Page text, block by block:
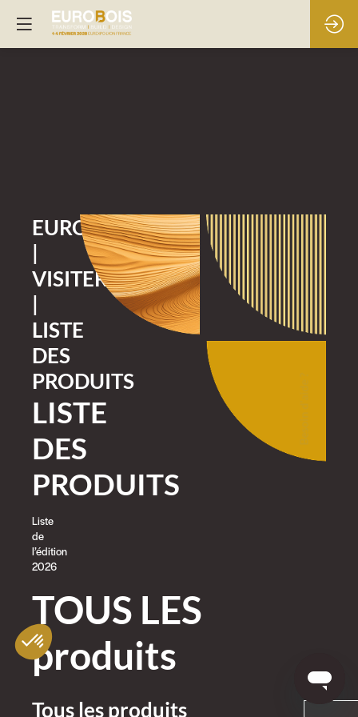
EUROBOIS
|
VISITER
|
LISTE
DES
PRODUITS
LISTE
DES
PRODUITS
Liste
de
l’édition
2026
TOUS LES
produits
Tous les produits